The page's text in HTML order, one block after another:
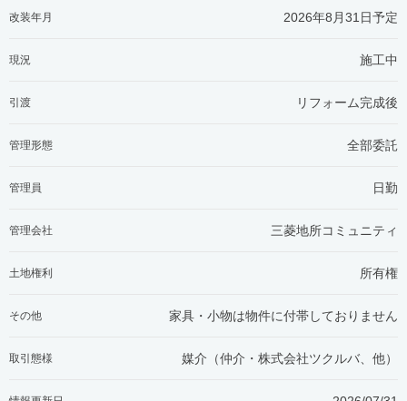
改装年月 2026年8月31日予定
現況 施工中
引渡 リフォーム完成後
管理形態 全部委託
管理員 日勤
管理会社 三菱地所コミュニティ
土地権利 所有権
その他 家具・小物は物件に付帯しておりません
取引態様 媒介（仲介・ 株式会社ツクルバ、他）